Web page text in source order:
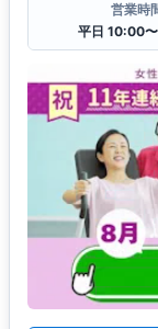
営業時
平日 10:00